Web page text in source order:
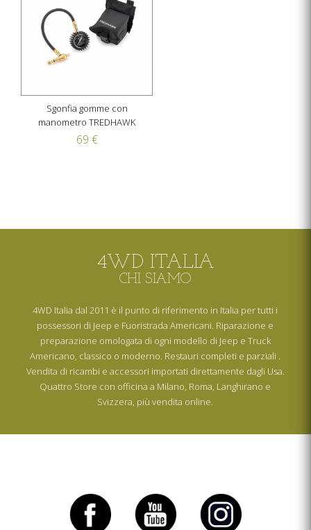
Sgonfia gomme con
manometro TREDHAWK
69 €
4WD ITALIA
CHI SIAMO
4WD Italia dal 2011 è il punto di riferimento in Italia per tutti i
possessori di Jeep e Fuoristrada Americani. Riparazione e
preparazione omologata di ogni modello di Jeep e Truck
Americano, classico o moderno. Restauri completi e parziali .
Vendita di ricambi e accessori importati direttamente dagli Usa.
Quattro Store con officina a Milano, Roma, Langhirano e
Svizzera, più vendita online.